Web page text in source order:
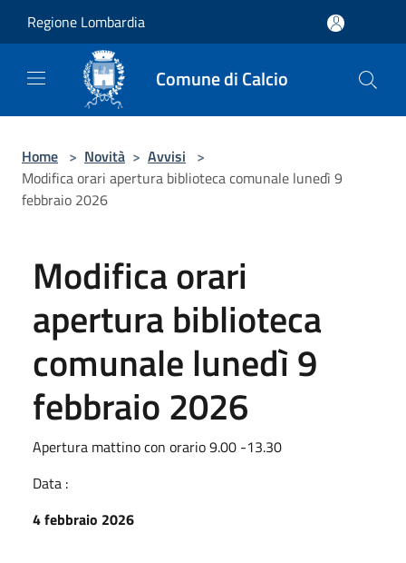
Regione Lombardia
Comune di Calcio
Home > Novità > Avvisi >
Modifica orari apertura biblioteca comunale lunedì 9
febbraio 2026
Modifica orari
apertura biblioteca
comunale lunedì 9
febbraio 2026
Apertura mattino con orario 9.00 -13.30
Data :
4 febbraio 2026